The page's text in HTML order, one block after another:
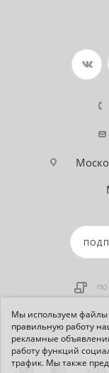
Мы используем файлы
правильную работу
рекламные
работу функций
трафик. Мы также